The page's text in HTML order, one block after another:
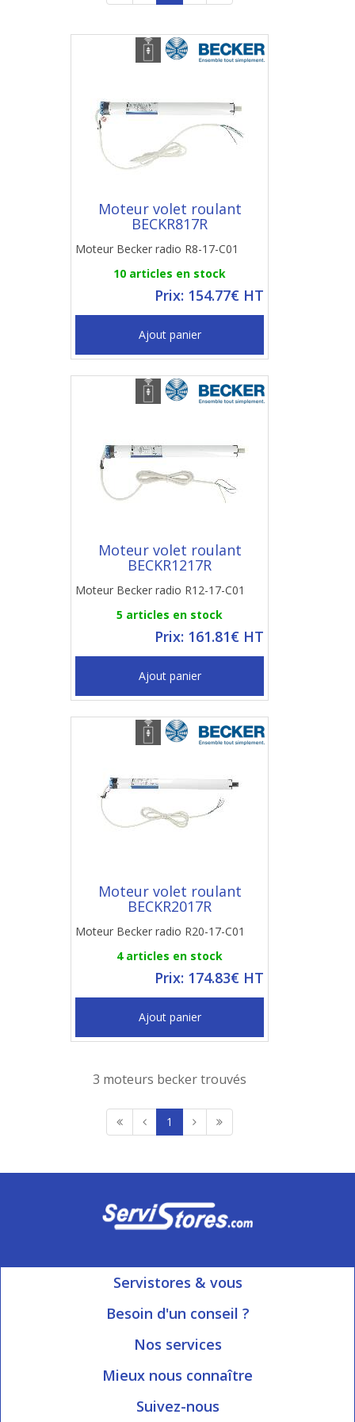
Moteur volet roulant
BECKR817R
Moteur Becker radio R8-17-C01
10 articles en stock
Prix: 154.77€ HT
Ajout panier
Moteur volet roulant
BECKR1217R
Moteur Becker radio R12-17-C01
5 articles en stock
Prix: 161.81€ HT
Ajout panier
Moteur volet roulant
BECKR2017R
Moteur Becker radio R20-17-C01
4 articles en stock
Prix: 174.83€ HT
Ajout panier
3 moteurs becker trouvés
1
Servistores & vous
Mon compte
Besoin d'un conseil ?
Ouvert du Lundi au Vendredi
Nos services
Informations livraison
Blog Servistores
Mieux nous connaître
Qui sommes-nous?
Suivez-nous